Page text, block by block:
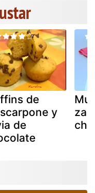
de
y
de